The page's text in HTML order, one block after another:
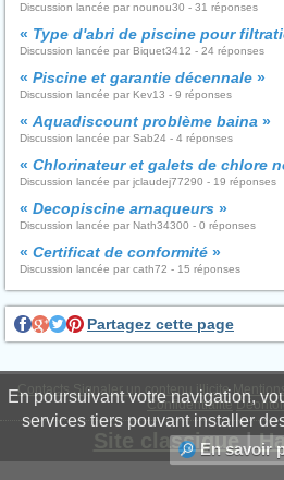
Discussion lancée par nounou30 - 31 réponses
« Type d'abri de piscine pour
Discussion lancée par Biquet3412 - 24 réponses
« Piscine et garantie décennale »
Discussion lancée par Kev13 - 9 réponses
« Aquadiscount problème baina »
Discussion lancée par Sab24 - 4 réponses
« Chlorinateur et galets de chlore
Discussion lancée par jclaudej77290 - 19 réponses
« Decopiscine arnaqueurs »
Discussion lancée par Nath34300 - 0 réponses
« Certificat de conformité »
Discussion lancée par cath72 - 15 réponses
Partagez cette page
Contacts Signaler un contenu illicite
Confidentialité
Site classique|
En poursuivant votre navigation,
services tiers pouvant installer
En savoir